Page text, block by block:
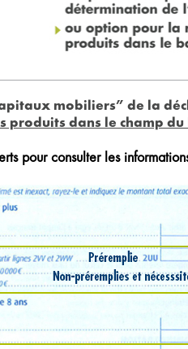
mobiliers” de la
produits dans le champ du
pour consulter les